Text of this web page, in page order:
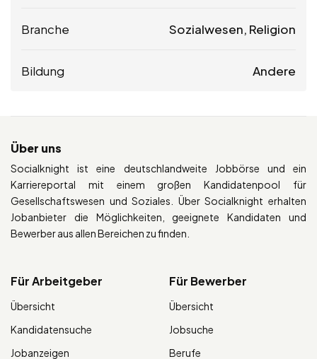
Branche Sozialwesen, Religion
Bildung Andere
Über uns
Socialknight ist eine deutschlandweite Jobbörse und ein
Karriereportal mit einem großen Kandidatenpool für
Gesellschaftswesen und Soziales. Über Socialknight erhalten
Jobanbieter die Möglichkeiten, geeignete Kandidaten und
Bewerber aus allen Bereichen zu finden.
Für Arbeitgeber
Übersicht
Kandidatensuche
Jobanzeigen
Für Bewerber
Übersicht
Jobsuche
Berufe